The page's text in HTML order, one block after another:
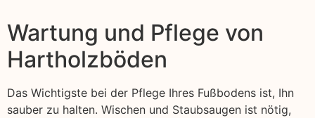
Wartung und Pflege von
Hartholzböden
Das Wichtigste bei der Pflege Ihres Fußbodens ist, Ihn
sauber zu halten. Wischen und Staubsaugen ist nötig,